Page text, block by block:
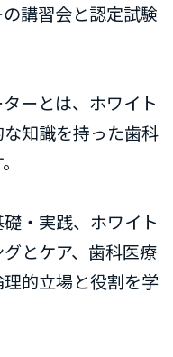
講習会と認定試験
ーとは、ホワイト
知識を持った歯科
・実践、ホワイト
とケア、歯科医療
的立場と役割を学